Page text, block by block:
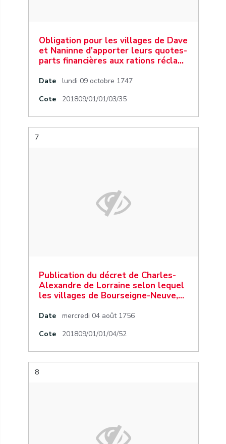
Obligation pour les villages de Dave
et Naninne d'apporter leurs quotes-
parts financières aux rations récla…
Date
lundi 09 octobre 1747
Cote
201809/01/01/03/35
7
Publication du décret de Charles-
Alexandre de Lorraine selon lequel
les villages de Bourseigne-Neuve,…
Date
mercredi 04 août 1756
Cote
201809/01/01/04/52
8